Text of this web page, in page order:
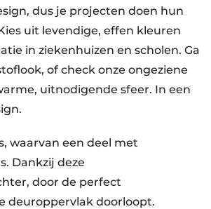
dus je projecten doen hun
uit levendige, effen kleuren
in ziekenhuizen en scholen. Ga
of check onze ongeziene
uitnodigende sfeer. In een
waarvan een deel met
Dankzij deze
door de perfect
deuroppervlak doorloopt.